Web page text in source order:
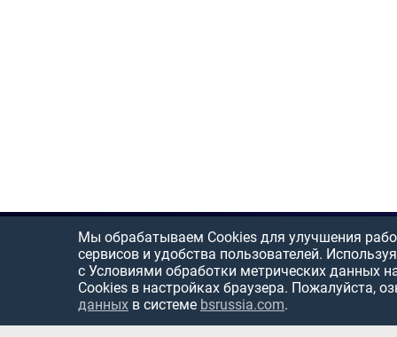
Мы обрабатываем Cookies для улучшения
сервисов и удобства пользователей.
с Условиями обработки метрических данных
Cookies в настройках браузера. Пожалуйста,
данных в системе bsrussia.com.